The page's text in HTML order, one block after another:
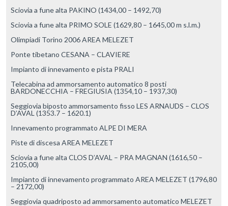
Sciovia a fune alta PAKINO (1434,00 – 1492,70)
Sciovia a fune alta PRIMO SOLE (1629,80 – 1645,00 m s.l.m.)
Olimpiadi Torino 2006 AREA MELEZET
Ponte tibetano CESANA – CLAVIERE
Impianto di innevamento e pista PRALI
Telecabina ad ammorsamento automatico 8 posti
BARDONECCHIA – FREGIUSIA (1354,10 – 1937,30)
Seggiovia biposto ammorsamento fisso LES ARNAUDS – CLOS
D’AVAL (1353.7 – 1620.1)
Innevamento programmato ALPE DI MERA
Piste di discesa AREA MELEZET
Sciovia a fune alta CLOS D’AVAL – PRA MAGNAN (1616,50 –
2105,00)
Impianto di innevamento programmato AREA MELEZET (1796,80
– 2172,00)
Seggiovia quadriposto ad ammorsamento automatico MELEZET